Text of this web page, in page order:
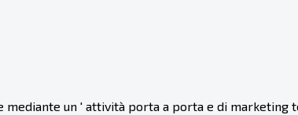
un ' attività porta a porta e di